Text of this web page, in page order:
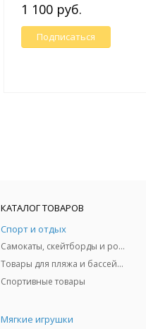
1 100 руб.
Подписаться
КАТАЛОГ ТОВАРОВ
Спорт и отдых
Самокаты, скейтборды и ролики
Товары для пляжа и бассейны
Спортивные товары
Мягкие игрушки